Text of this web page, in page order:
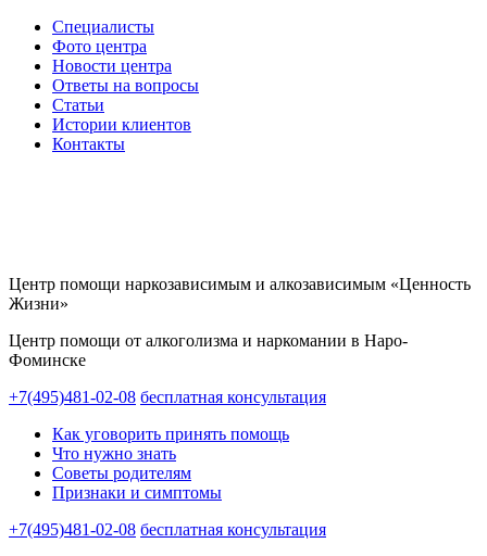
Специалисты
Фото центра
Новости центра
Ответы на вопросы
Статьи
Истории клиентов
Контакты
Центр помощи наркозависимым и алкозависимым «Ценность
Жизни»
Центр помощи от алкоголизма и наркомании в Наро-
Фоминске
+7(495)481-02-08 бесплатная консультация
Как уговорить принять помощь
Что нужно знать
Советы родителям
Признаки и симптомы
+7(495)481-02-08 бесплатная консультация